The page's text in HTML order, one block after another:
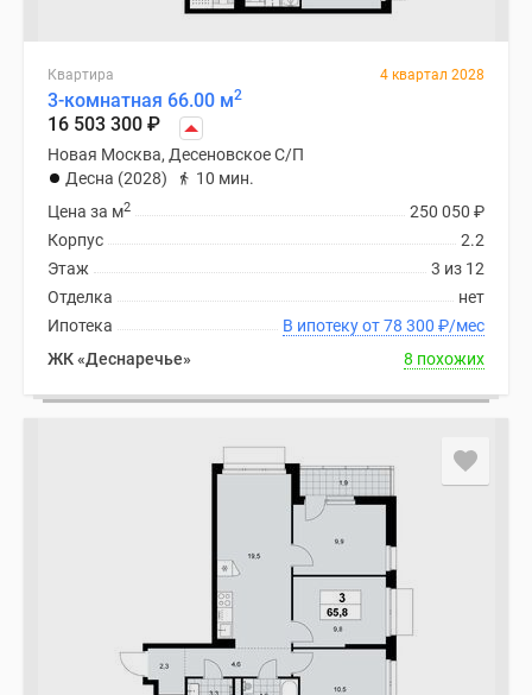
Квартира 4 квартал 2028
3-комнатная 66.00 м2
16 503 300 ₽
Новая Москва, Десеновское С/П
Десна (2028)
10 мин.
250 050 ₽
Цена за м2
2.2
Корпус
3 из 12
Этаж
нет
Отделка
В ипотеку от 78 300 ₽/мес
Ипотека
ЖК «Деснаречье»
8 похожих